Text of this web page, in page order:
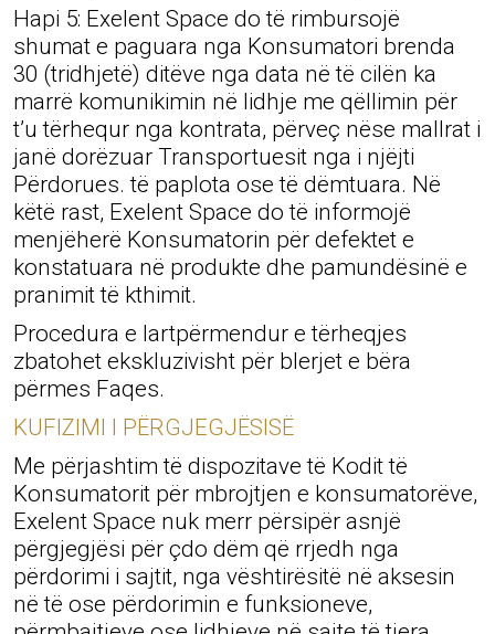
Hapi 5: Exelent Space do të rimbursojë
shumat e paguara nga Konsumatori brenda
30 (tridhjetë) ditëve nga data në të cilën ka
marrë komunikimin në lidhje me qëllimin për
t’u tërhequr nga kontrata, përveç nëse mallrat i
janë dorëzuar Transportuesit nga i njëjti
Përdorues. të paplota ose të dëmtuara. Në
këtë rast, Exelent Space do të informojë
menjëherë Konsumatorin për defektet e
konstatuara në produkte dhe pamundësinë e
pranimit të kthimit.
Procedura e lartpërmendur e tërheqjes
zbatohet ekskluzivisht për blerjet e bëra
përmes Faqes.
KUFIZIMI I PËRGJEGJËSISË
Me përjashtim të dispozitave të Kodit të
Konsumatorit për mbrojtjen e konsumatorëve,
Exelent Space nuk merr përsipër asnjë
përgjegjësi për çdo dëm që rrjedh nga
përdorimi i sajtit, nga vështirësitë në aksesin
në të ose përdorimin e funksioneve,